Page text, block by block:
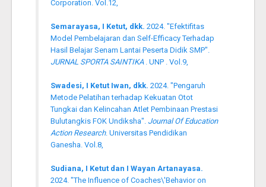
Corporation. Vol.12,
Semarayasa, I Ketut, dkk. 2024. "Efektifitas
Model Pembelajaran dan Self-Efficacy Terhadap
Hasil Belajar Senam Lantai Peserta Didik SMP".
JURNAL SPORTA SAINTIKA . UNP . Vol.9,
Swadesi, I Ketut Iwan, dkk. 2024. "Pengaruh
Metode Pelatihan terhadap Kekuatan Otot
Tungkai dan Kelincahan Atlet Pembinaan Prestasi
Bulutangkis FOK Undiksha". Journal Of Education
Action Research. Universitas Pendidikan
Ganesha. Vol.8,
Sudiana, I Ketut dan I Wayan Artanayasa.
2024. "The Influence of Coaches\'Behavior on